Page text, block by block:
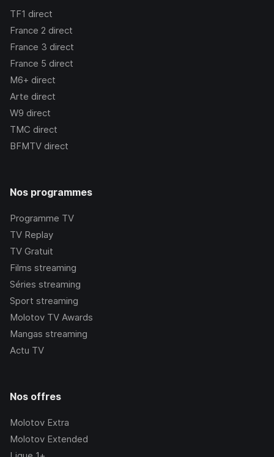
TF1 direct
France 2 direct
France 3 direct
France 5 direct
M6+ direct
Arte direct
W9 direct
TMC direct
BFMTV direct
Nos programmes
Programme TV
TV Replay
TV Gratuit
Films streaming
Séries streaming
Sport streaming
Molotov TV Awards
Mangas streaming
Actu TV
Nos offres
Molotov Extra
Molotov Extended